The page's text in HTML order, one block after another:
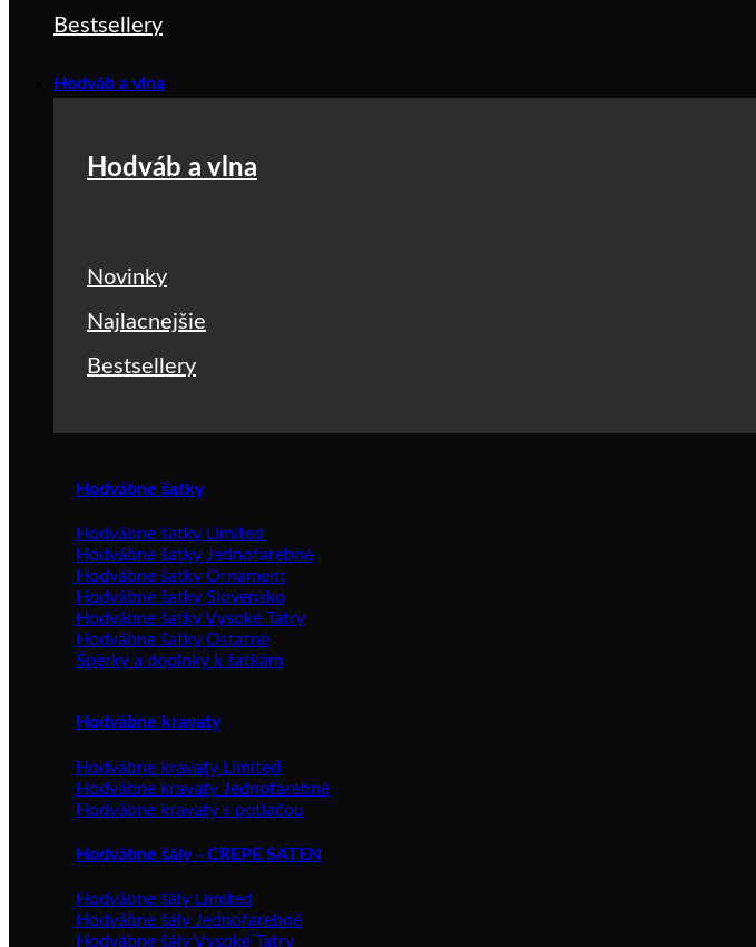
Bestsellery
Hodváb a vlna
Hodváb a vlna
Novinky
Najlacnejšie
Bestsellery
Hodvábne šatky
Hodvábne šatky Limited
Hodvábne šatky Jednofarebné
Hodvábne šatky Ornament
Hodvábne šatky Slovensko
Hodvábne šatky Vysoké Tatry
Hodvábne šatky Ostatné
Šperky a doplnky k šatkám
Hodvábne kravaty
Hodvábne kravaty Limited
Hodvábne kravaty Jednofarebné
Hodvábne kravaty s potlačou
Hodvábne šály - CREPE SATEN
Hodvábne šály Limited
Hodvábne šály Jednofarebné
Hodvábne šály Vysoké Tatry